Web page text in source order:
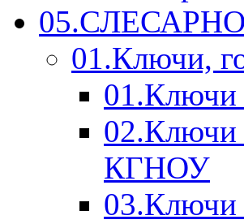
01.Ключи,
01.Ключи
КГНОУ
03.Ключи